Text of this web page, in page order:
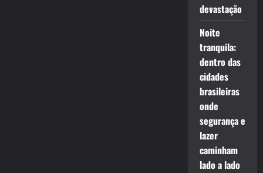
devastação
Noite
tranquila:
dentro das
cidades
brasileiras
onde
segurança e
lazer
caminham
lado a lado